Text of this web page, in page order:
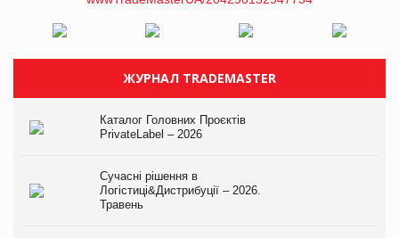
ЖУРНАЛ TRADEMASTER
Каталог Головних Проєктів
PrivateLabel – 2026
Сучасні рішення в
Логістиці&Дистрибуції – 2026.
Травень